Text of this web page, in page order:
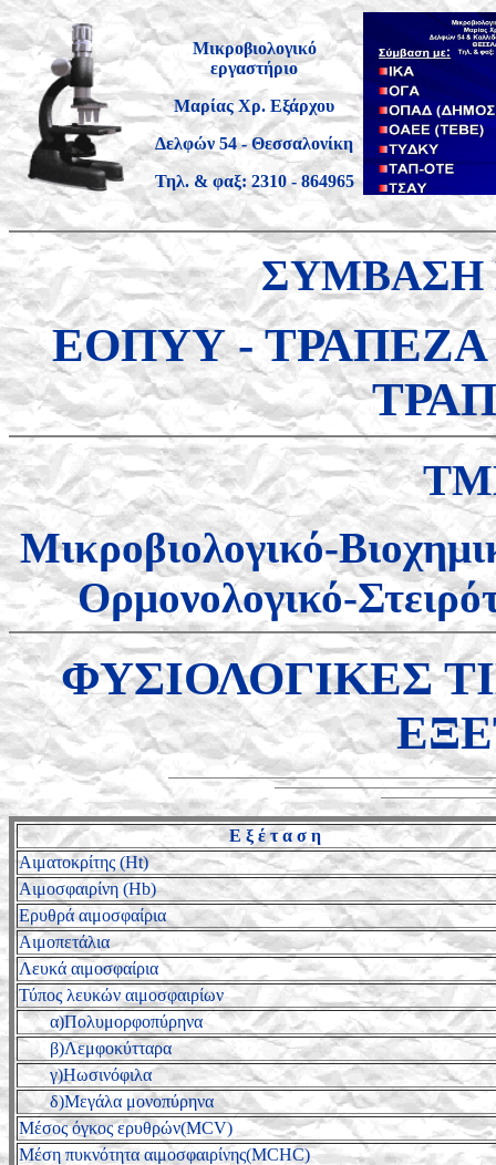
Μικροβιολογικό
εργαστήριο
Μαρίας Χρ. Εξάρχου
Δελφών 54 - Θεσσαλονίκη
Τηλ. & φαξ: 2310 - 864965
ΣΥΜΒΑΣΗ
ΕΟΠΥΥ - ΤΡΑΠΕΖΑ
Μικροβιολογικό-
Ορμονολογικό-
ΦΥΣΙΟΛΟΓΙΚΕΣ
Ε ξ έ τ α σ η
Aιματοκρίτης (Ht)
Αιμοσφαιρίνη (Hb)
Ερυθρά αιμοσφαίρια
Αιμοπετάλια
Λευκά αιμοσφαίρια
Τύπος λευκών αιμοσφαιρίων
α)Πολυμορφοπύρηνα
β)Λεμφοκύτταρα
γ)Ηωσινόφιλα
δ)Μεγάλα μονοπύρηνα
Μέσος όγκος ερυθρών(MCV)
Μέση πυκνότητα αιμοσφαιρίνης(MCHC)